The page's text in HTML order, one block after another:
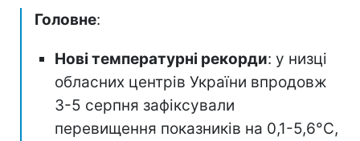
Головне:
Нові температурні рекорди: у низці
обласних центрів України впродовж
3-5 серпня зафіксували
перевищення показників на 0,1-5,6°C,